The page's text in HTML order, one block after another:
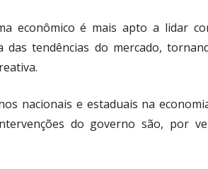
econômico é mais apto a lidar
das tendências do mercado,
nacionais e estaduais na
do governo são, por